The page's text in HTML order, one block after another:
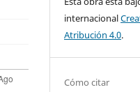
internacional
Atribución 4.0.
Cómo citar